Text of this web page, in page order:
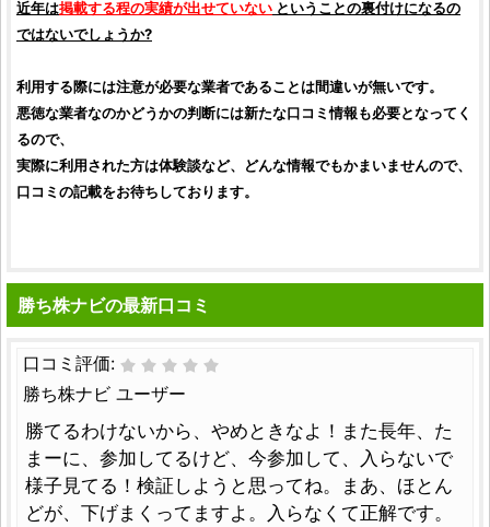
近年は掲載する程の実績が出せていない ということの裏付けになるの
ではないでしょうか?
利用する際には注意が必要な業者であることは間違いが無いです。
悪徳な業者なのかどうかの判断には新たな口コミ情報も必要となってく
るので、
実際に利用された方は体験談など、どんな情報でもかまいませんので、
口コミの記載をお待ちしております。
勝ち株ナビの最新口コミ
口コミ評価:
勝ち株ナビ ユーザー
勝てるわけないから、やめときなよ！また長年、た
まーに、参加してるけど、今参加して、入らないで
様子見てる！検証しようと思ってね。まあ、ほとん
どが、下げまくってますよ。入らなくて正解です。